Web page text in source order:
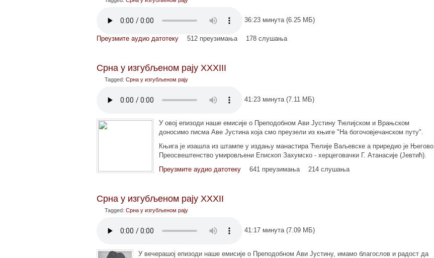
36:23 минута (6.25 МБ)
Преузмите аудио датотеку 512 преузимања 178 слушања
Срна у изгубљеном рају XXXIII
Tagged: Срна у изгубљеном рају
41:23 минута (7.11 МБ)
У овој епизоди наше емисије о Преподобном Ави Јустину Ћелијском и Врањском
доносимо писма Аве Јустина која смо преузели из књиге "На богочовјечанском путу".
Књига је изашла из штампе у издању манастира Ћелије Ваљевске а приредио је Његово
Преосвештенство умировљени Епископ Захумско - херцеговачки Г. Атанасије (Јевтић).
Преузмите аудио датотеку
641 преузимања 214 слушања
Срна у изгубљеном рају XXXII
Tagged: Срна у изгубљеном рају
41:17 минута (7.09 МБ)
У вечерашој епизоди наше емисије о Преподобном Ави Јустину, имамо благослов и радост да